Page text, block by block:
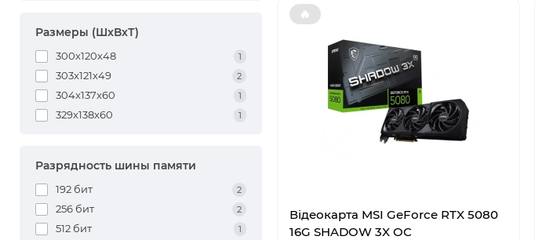
Размеры (ШxВxТ)
300х120х48 1
303x121x49 2
304x137x60 1
329x138x60 1
Разрядность шины памяти
192 бит 2
256 бит 2
512 бит 1
🔥
Відеокарта MSI GeForce RTX 5080
16G SHADOW 3X OC